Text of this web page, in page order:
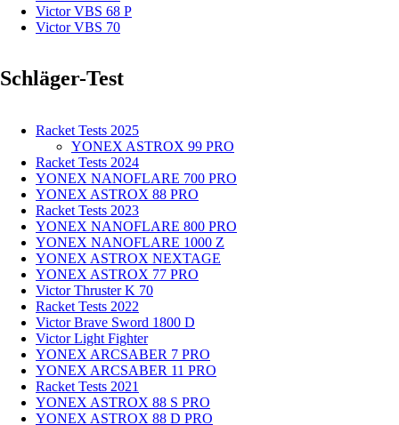
Victor VBS 68 P
Victor VBS 70
Schläger-Test
Racket Tests 2025
YONEX ASTROX 99 PRO
Racket Tests 2024
YONEX NANOFLARE 700 PRO
YONEX ASTROX 88 PRO
Racket Tests 2023
YONEX NANOFLARE 800 PRO
YONEX NANOFLARE 1000 Z
YONEX ASTROX NEXTAGE
YONEX ASTROX 77 PRO
Victor Thruster K 70
Racket Tests 2022
Victor Brave Sword 1800 D
Victor Light Fighter
YONEX ARCSABER 7 PRO
YONEX ARCSABER 11 PRO
Racket Tests 2021
YONEX ASTROX 88 S PRO
YONEX ASTROX 88 D PRO